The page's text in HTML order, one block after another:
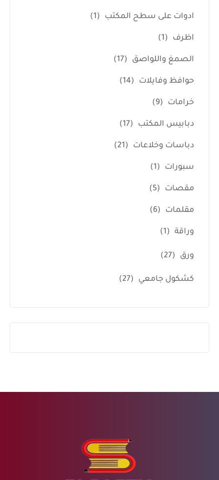
ادوات على سطح المكتب (1)
اظرف (1)
الصمغ واللواصق (17)
حوافظ وفايلات (14)
خرامات (9)
دبابيس المكتب (17)
دباسات وخلاعات (21)
سبورات (1)
مقصات (5)
مقلمات (6)
وراقة (1)
ورق (27)
كشكول جامعي (27)